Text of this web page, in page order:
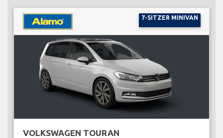
7-SITZER MINIVAN
VOLKSWAGEN TOURAN